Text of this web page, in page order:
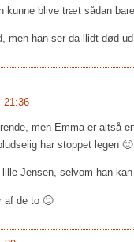
kunne blive træt sådan
men han ser da llidt død
21:36
men Emma er altså
har stoppet legen 🙂
lille Jensen, selvom han
af de to 🙂